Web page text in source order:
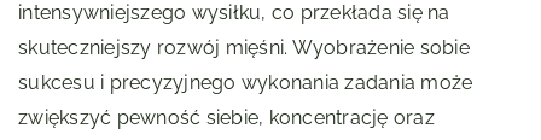
intensywniejszego wysiłku, co przekłada się na
skuteczniejszy rozwój mięśni. Wyobrażenie sobie
sukcesu i precyzyjnego wykonania zadania może
zwiększyć pewność siebie, koncentrację oraz